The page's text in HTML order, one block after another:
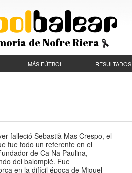
de Nofre Riera
MÁS FÚTBOL RESULTADOS
falleció Sebastià Mas Crespo, el
fue todo un referente en el
de Ca Na Paulina,
del balompié. Fue
en la difícil época de Miguel